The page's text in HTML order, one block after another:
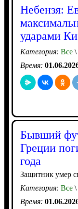
Небензя:
ударами
Категория: Все\
Время:
Бывший
Греции
года
Защитник умер
Категория: Все\
Время: